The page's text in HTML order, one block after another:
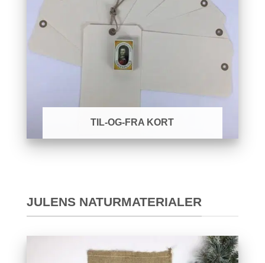
TIL-OG-FRA KORT
JULENS NATURMATERIALER